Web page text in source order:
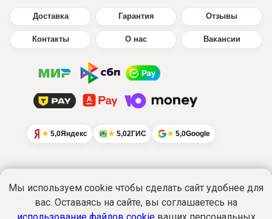
Доставка Гарантия Отзывы
Контакты О нас Вакансии
5,0Яндекс 5,02ГИС 5,0Google
Интернет-сайтwww.ikratut.ruносит
исключительно информационный характер
Мы используем cookie чтобы сделать сайт удобнее для
вас. Оставаясь на сайте, вы соглашаетесь на